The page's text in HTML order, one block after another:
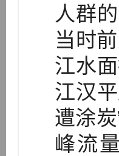
人群
当时
江水
江汉
遭涂
峰流